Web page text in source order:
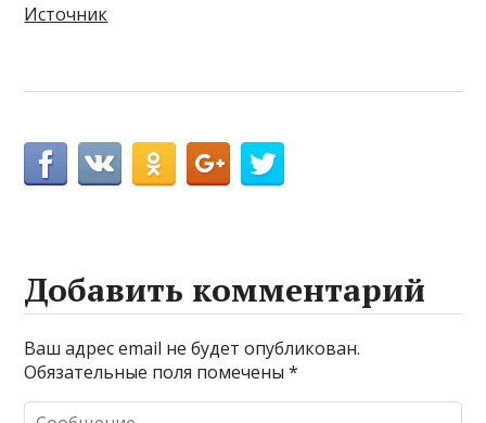
Источник
Добавить комментарий
Ваш адрес email не будет опубликован.
Обязательные поля помечены*